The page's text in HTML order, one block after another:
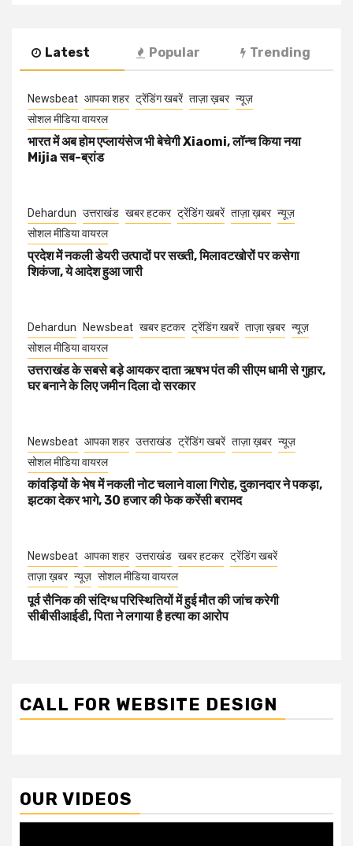
Latest Popular Trending
Newsbeat आपका शहर ट्रेंडिंग खबरें ताज़ा ख़बर न्यूज़
सोशल मीडिया वायरल
भारत में अब होम एप्लायंसेज भी बेचेगी Xiaomi, लॉन्च किया नया
Mijia सब-ब्रांड
Dehardun उत्तराखंड खबर हटकर ट्रेंडिंग खबरें ताज़ा ख़बर न्यूज़
सोशल मीडिया वायरल
प्रदेश में नकली डेयरी उत्पादों पर सख्ती, मिलावटखोरों पर कसेगा
शिकंजा, ये आदेश हुआ जारी
Dehardun Newsbeat खबर हटकर ट्रेंडिंग खबरें ताज़ा ख़बर न्यूज़
सोशल मीडिया वायरल
उत्तराखंड के सबसे बड़े आयकर दाता ऋषभ पंत की सीएम धामी से गुहार,
घर बनाने के लिए जमीन दिला दो सरकार
Newsbeat आपका शहर उत्तराखंड ट्रेंडिंग खबरें ताज़ा ख़बर न्यूज़
सोशल मीडिया वायरल
कांवड़ियों के भेष में नकली नोट चलाने वाला गिरोह, दुकानदार ने पकड़ा,
झटका देकर भागे, 30 हजार की फेक करेंसी बरामद
Newsbeat आपका शहर उत्तराखंड खबर हटकर ट्रेंडिंग खबरें
ताज़ा ख़बर न्यूज़ सोशल मीडिया वायरल
पूर्व सैनिक की संदिग्ध परिस्थितियों में हुई मौत की जांच करेगी
सीबीसीआईडी, पिता ने लगाया है हत्या का आरोप
CALL FOR WEBSITE DESIGN
OUR VIDEOS